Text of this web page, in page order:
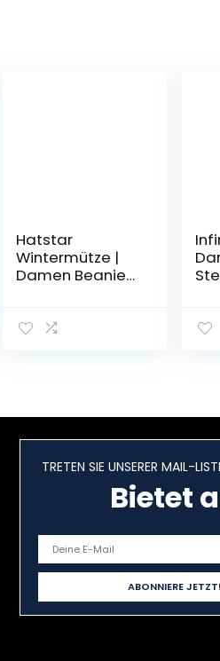
Hatstar
Wintermütze |
Damen Beanie
| für Frauen
TRETEN SIE UNSERER MAIL-
Bietet